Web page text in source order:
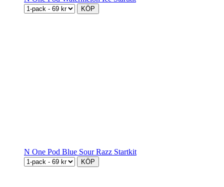
KÖP
N One Pod Blue Sour Razz Startkit
KÖP